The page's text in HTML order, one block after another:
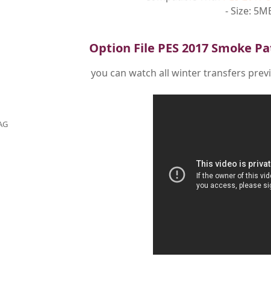
- Size:
Option File PES 2017 Smoke
you can watch all winter transfers